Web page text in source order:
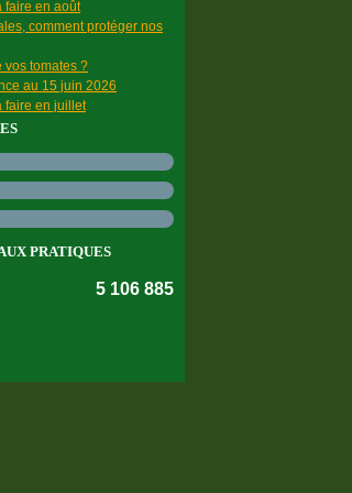
faire en août
comment protéger nos
vos tomates ?
au 15 juin 2026
faire en juillet
PRATIQUES
5 106 885